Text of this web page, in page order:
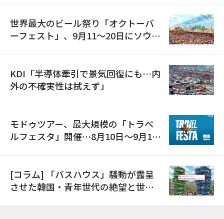
世界最大のビール祭り「オクトーバ
ーフェスト」、9月11〜20日にソウル
KDI「半導体牽引で景気回復にも…内
外の不確実性は拭えず」
モドゥツアー、最大規模の「トラベ
ルフェスタ」開催…8月10日～9月11
[コラム] 「バスハウス」騒動が露呈
させた韓国・青年世代の絶望と世代